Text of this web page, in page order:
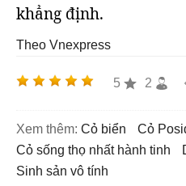
khẳng định.
Theo Vnexpress
5 2
Xem thêm: cỏ biển
cỏ
cỏ sống thọ nhất hành tinh
sinh sản vô tính